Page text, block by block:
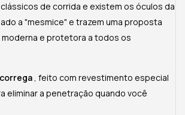
de corrida e existem os óculos da
a "mesmice" e trazem uma proposta
e protetora a todos os
, feito com revestimento especial
eliminar a penetração quando você